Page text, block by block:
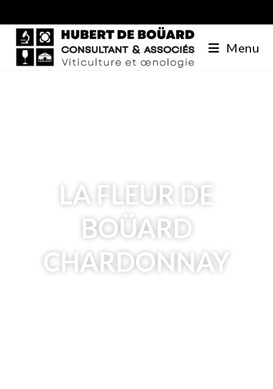
Menu
LA FLEUR DE
BOÜARD
CHARDONNAY